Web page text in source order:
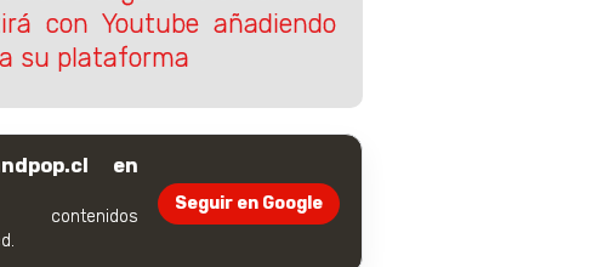
con Youtube añadiendo
su plataforma
en
contenidos
Seguir en Google